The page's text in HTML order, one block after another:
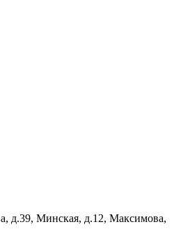
д.39, Минская, д.12, Максимова,